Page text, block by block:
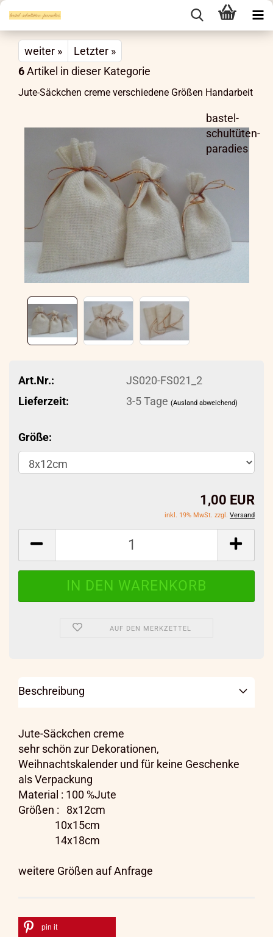
weiter »
Letzter »
6Artikel in dieser Kategorie
Jute-Säckchen creme verschiedene Größen Handarbeit
bastel-
schultüten-
paradies
Art.Nr.:
JS020-FS021_2
Lieferzeit:
3-5 Tage (Ausland abweichend)
Größe:
1,00 EUR
inkl. 19% MwSt. zzgl. Versand
AUF DEN MERKZETTEL
Beschreibung
Jute-Säckchen creme
sehr schön zur Dekorationen,
Weihnachtskalender und für keine Geschenke
als Verpackung
Material : 100 %Jute
Größen : 8x12cm
10x15cm
14x18cm
weitere Größen auf Anfrage
pin it